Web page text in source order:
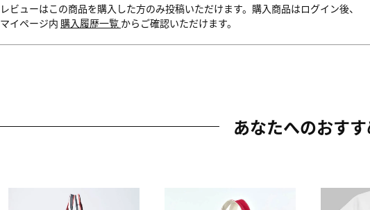
レビューはこの商品を購入した方のみ投稿いただけます。購入商品はログイン後、
マイページ内 購入履歴一覧 からご確認いただけます。
あなたへのおす